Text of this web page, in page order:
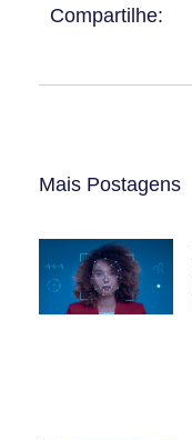
Compartilhe:
Mais Postagens